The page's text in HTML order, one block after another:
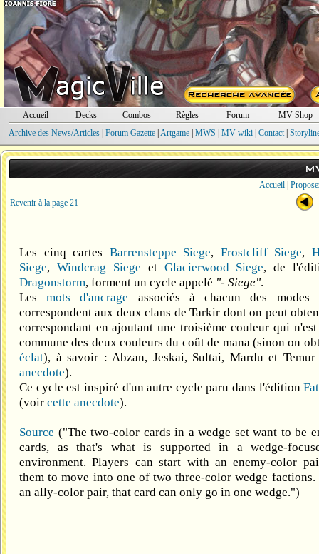
Accueil Decks Combos Règles Forum
MV Shop
Archive des News/Articles| Forum Gazette| Artgame| MWS MV wiki| Contact|
Accueil
Revenir à la page 21
Les cinq cartes Barrensteppe Siege, Frostcliff Siege,
Siege, Windcrag Siege et Glacierwood Siege, de
Dragonstorm, forment un cycle appelé "- Siege".
Lesmots d'ancrage associés à chacun des modes
correspondent aux deux clans de Tarkir dont on peut
correspondant en ajoutant une troisième couleur qui
commune des deux couleurs du coût de mana (sinon on
éclat), à savoir : Abzan, Jeskai, Sultai, Mardu et
anecdote).
Ce cycle est inspiré d'un autre cycle paru dans l'édition
(voir cette anecdote).
Source ("The two-color cards in a wedge set want to be
cards, as that's what is supported in a wedge-
environment. Players can start with an enemy-color
them to move into one of two three-color wedge
an ally-color pair, that card can only go in one wedge.")